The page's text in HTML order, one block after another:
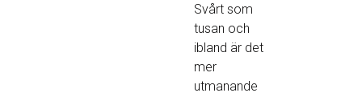
Svårt som
tusan och
ibland är det
mer
utmanande